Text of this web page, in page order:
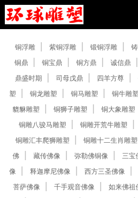
铜浮雕 紫铜浮雕 锻铜浮雕
铜鼎
铜宝鼎 铜方鼎 诚信鼎
鼎盛时期
司母戊鼎 四羊方尊
塑
铜龙雕塑 铜马雕塑 铜牛雕塑
貔貅雕塑
铜狮子雕塑 铜大象雕塑
铜雕八骏马雕塑
铜雕开荒牛雕塑
铜雕汇丰爬狮雕塑
铜雕十二生肖雕塑
佛
藏传佛像 弥勒佛铜像 三宝
像
释迦摩尼佛像 西方三圣佛像
菩萨佛像
千手观音佛像 如来佛祖